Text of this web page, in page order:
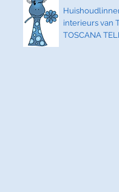
interieurs van
TOSCANA